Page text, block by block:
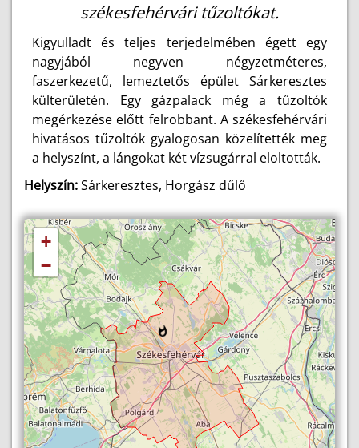
székesfehérvári tűzoltókat.
Kigyulladt és teljes terjedelmében égett egy
nagyjából negyven négyzetméteres,
faszerkezetű, lemeztetős épület Sárkeresztes
külterületén. Egy gázpalack még a tűzoltók
megérkezése előtt felrobbant. A székesfehérvári
hivatásos tűzoltók gyalogosan közelítették meg
a helyszínt, a lángokat két vízsugárral eloltották.
Helyszín:Sárkeresztes, Horgász dűlő
+
−